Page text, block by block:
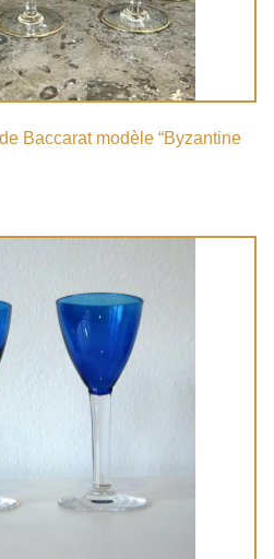
Baccarat modèle “Byzantine